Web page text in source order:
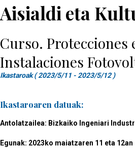
Aisialdi eta
Curso. Protecciones
Instalaciones
Ikastaroak ( 2023/5/11 - 2023/5/12 )
Ikastaroaren datuak:
Antolatzailea: Bizkaiko Ingeniari
Egunak: 2023ko maiatzaren 11 eta 12an